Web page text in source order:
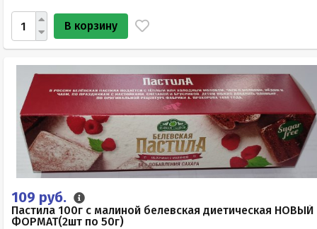
В корзину
109 руб.
Пастила 100г с малиной белевская диетическая НОВЫЙ
ФОРМАТ(2шт по 50г)